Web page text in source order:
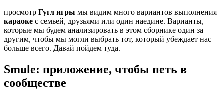
просмотр Гугл игры мы видим много вариантов выполнения
караоке с семьей, друзьями или один наедине. Варианты,
которые мы будем анализировать в этом сборнике один за
другим, чтобы мы могли выбрать тот, который убеждает нас
больше всего. Давай пойдем туда.
Smule: приложение, чтобы петь в
сообществе